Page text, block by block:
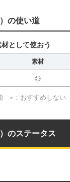
の使い道
として使おう
素材
◎
：おすすめしない
のステータス